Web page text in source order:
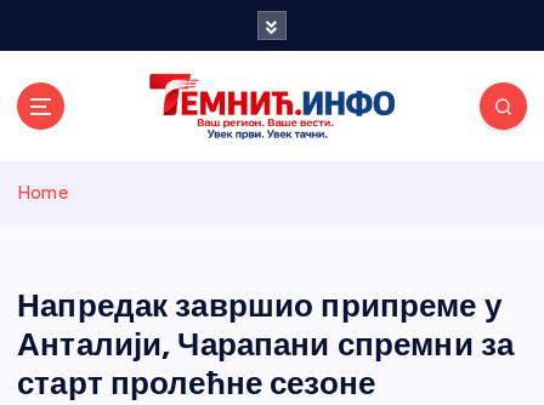
и портал
Home
Напредак завршио припреме у
Анталији, Чарапани спремни за
старт пролећне сезоне